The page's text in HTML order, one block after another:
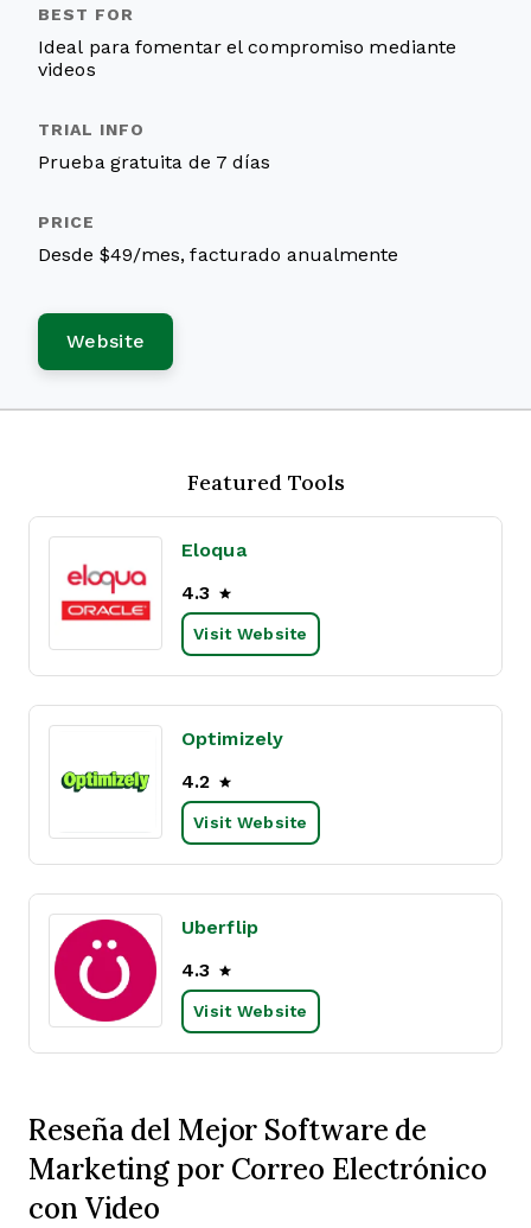
Ideal para fomentar el compromiso mediante
videos
Prueba gratuita de 7 días
Desde $49/mes, facturado anualmente
Website
Featured Tools
Eloqua
4.3
Visit Website
Optimizely
4.2
Visit Website
Uberflip
4.3
Visit Website
Reseña del Mejor Software de
Marketing por Correo Electrónico
con Video